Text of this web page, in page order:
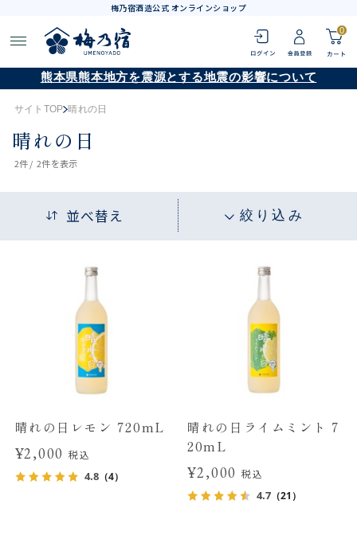
梅乃宿酒造公式 オンラインショップ
0
熊本県熊本地方を震源とする地震の影響について
サイトTOP 晴れの日
晴れの日
2件 / 2件を表示
並べ替え 絞り込み
晴れの日レモン 720mL
¥2,000税込
4.8（4）
晴れの日ライムミント 7
20mL
¥2,000 税込
4.7 （21）